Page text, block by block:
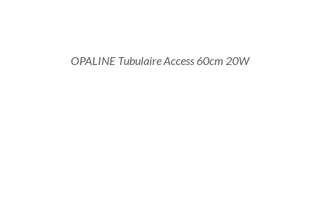
OPALINE Tubulaire Access 60cm 20W